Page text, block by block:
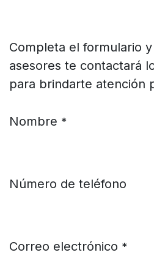
Completa el formulario
asesores te contactará
para brindarte atención
Nombre *
Número de teléfono
Correo electrónico *